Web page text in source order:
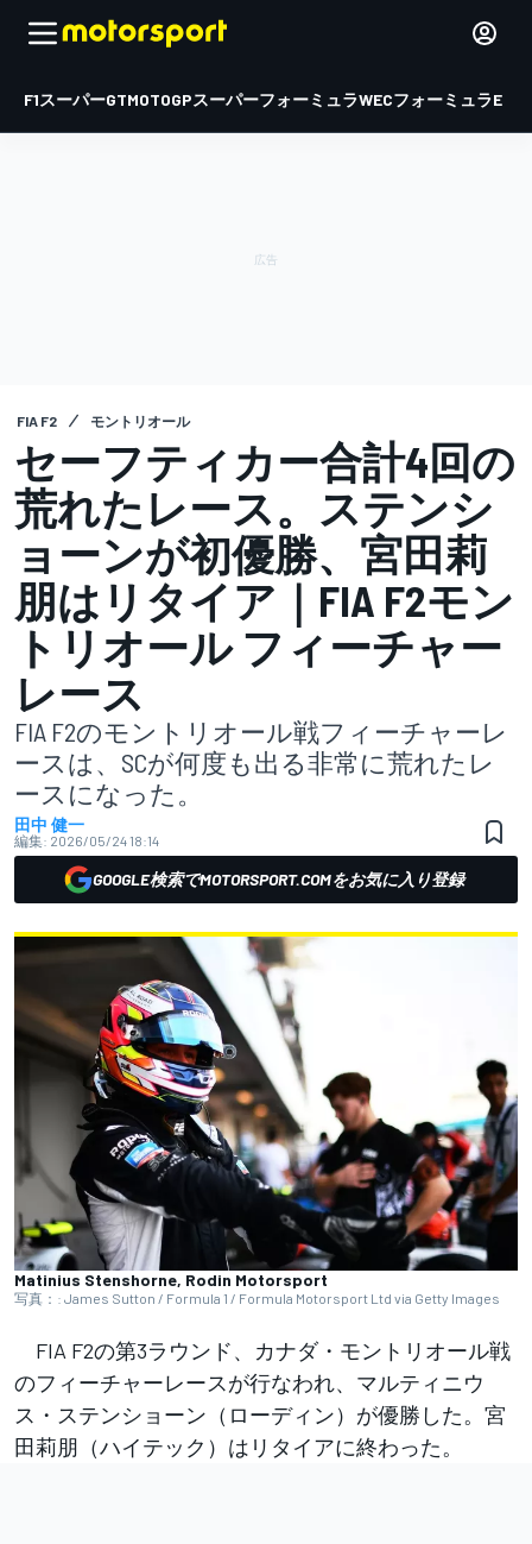
F1スーパーGTMOTOGPスーパーフォーミュラWECフォーミュラE
FIA F2 モントリオール
セーフティカー合計4回の
荒れたレース。ステンシ
ョーンが初優勝、宮田莉
朋はリタイア｜FIA F2モン
トリオール フィーチャー
レース
FIA F2のモントリオール戦フィーチャーレ
ースは、SCが何度も出る非常に荒れたレ
ースになった。
田中 健一
編集: 2026/05/24 18:14
GOOGLE検索でMOTORSPORT.COMをお気に入り登録
Matinius Stenshorne, Rodin Motorsport
写真：: James Sutton / Formula 1 / Formula Motorsport Ltd via Getty Images
FIA F2の第3ラウンド、カナダ・モントリオール戦
のフィーチャーレースが行なわれ、マルティニウ
ス・ステンショーン（ローディン）が優勝した。宮
田莉朋（ハイテック）はリタイアに終わった。